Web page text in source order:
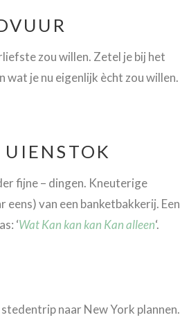
zou willen. Zetel je bij het
wat je nu eigenlijk ècht zou willen.
fijne – dingen. Kneuterige
eens) van een banketbakkerij. Een
‘Wat Kan kan kan Kan alleen‘.
naar New York plannen.